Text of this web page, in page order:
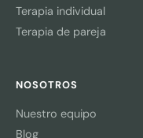
Terapia individual
Terapia de pareja
NOSOTROS
Nuestro equipo
Blog